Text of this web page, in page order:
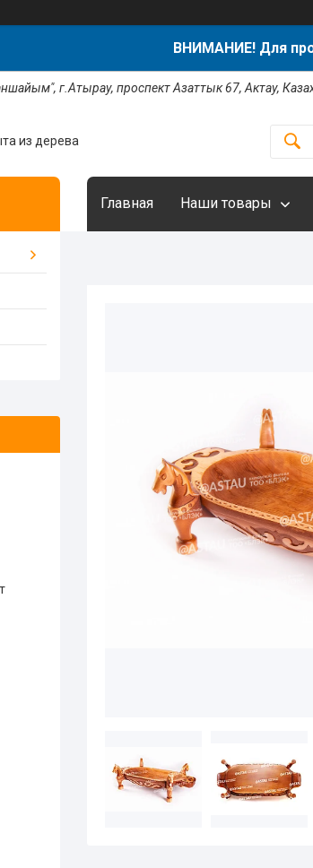
ВНИМАНИЕ! Для
г.Атырау, проспект Азаттык 67, Актау,
из дерева
Главная Наши товары